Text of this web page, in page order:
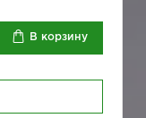
В корзину